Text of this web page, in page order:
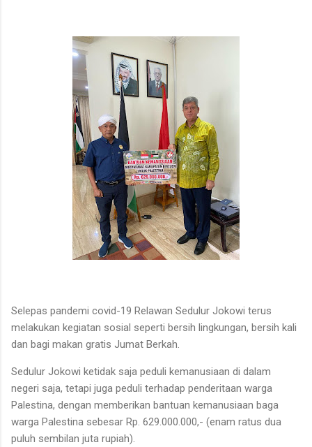
Selepas pandemi covid-19 Relawan Sedulur Jokowi terus
melakukan kegiatan sosial seperti bersih lingkungan, bersih kali
dan bagi makan gratis Jumat Berkah.
Sedulur Jokowi ketidak saja peduli kemanusiaan di dalam
negeri saja, tetapi juga peduli terhadap penderitaan warga
Palestina, dengan memberikan bantuan kemanusiaan baga
warga Palestina sebesar Rp. 629.000.000,- (enam ratus dua
puluh sembilan juta rupiah).